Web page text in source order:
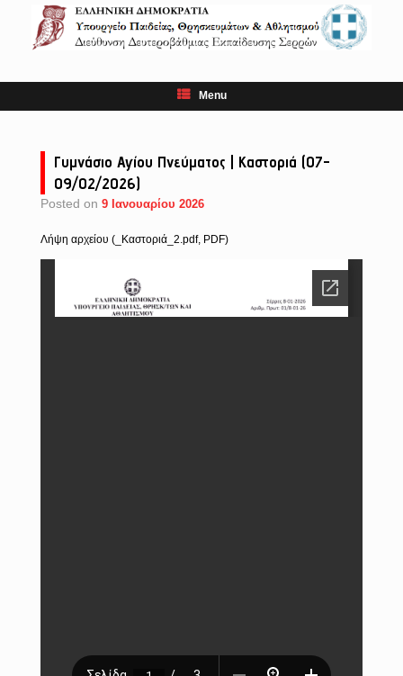
content
Menu
Γυμνάσιο Αγίου Πνεύματος | Καστοριά (07-
09/02/2026)
Posted on 9 Ιανουαρίου 2026
Λήψη αρχείου (_Καστοριά_2.pdf, PDF)